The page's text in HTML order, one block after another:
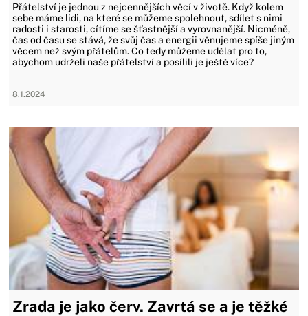
Přátelství je jednou z nejcennějších věcí v životě. Když kolem
sebe máme lidi, na které se můžeme spolehnout, sdílet s nimi
radosti i starosti, cítíme se šťastnější a vyrovnanější. Nicméně,
čas od času se stává, že svůj čas a energii věnujeme spíše jiným
věcem než svým přátelům. Co tedy můžeme udělat pro to,
abychom udrželi naše přátelství a posílili je ještě více?
8.1.2024
Zrada je jako červ. Zavrtá se a je těžké